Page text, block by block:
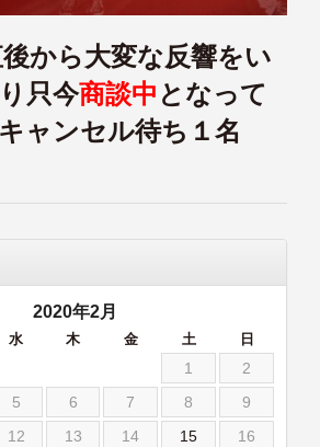
から大変な反響をい
只今商談中 となって
ャンセル待ち１名
2020年2月
水 木 金 土 日
1
2
5 6 7 8
9
12 13 14 15
16